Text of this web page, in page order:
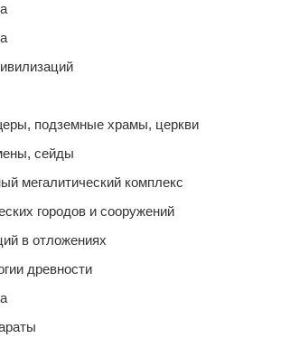
подземные храмы, церкви
сейды
мегалитический комплекс
городов и сооружений
в отложениях
древности